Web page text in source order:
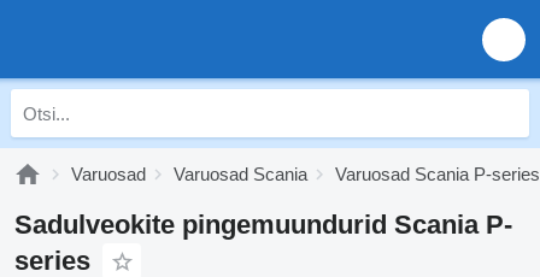
Varuosad Varuosad Scania Varuosad Scania P-series
Sadulveokite pingemuundurid Scania P-
series